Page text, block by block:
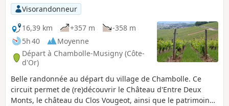
Visorandonneur
16,39 km
+357 m
-358 m
5h 40
Moyenne
Départ à Chambolle-Musigny (Côte-
d'Or)
Belle randonnée au départ du village de Chambolle. Ce
circuit permet de (re)découvrir le Château d'Entre Deux
Monts, le château du Clos Vougeot, ainsi que le patrimoine